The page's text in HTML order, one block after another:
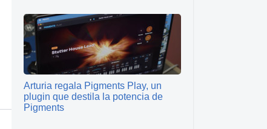
Arturia regala Pigments Play, un
plugin que destila la potencia de
Pigments